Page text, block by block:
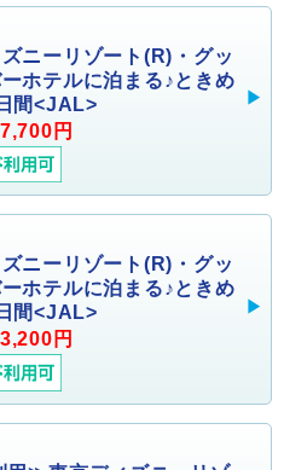
ニーリゾート(R)・グッ
ーホテルに泊まる♪ときめ
間<JAL>
円
ニーリゾート(R)・グッ
ーホテルに泊まる♪ときめ
間<JAL>
円